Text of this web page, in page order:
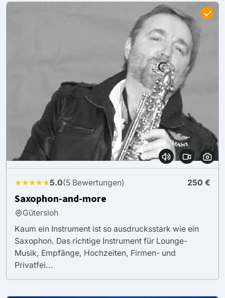
★★★★★5.0(5 Bewertungen) 250 €
Saxophon-and-more
Gütersloh
Kaum ein Instrument ist so ausdrucksstark wie ein
Saxophon. Das richtige Instrument für Lounge-
Musik, Empfänge, Hochzeiten, Firmen- und
Privatfei...